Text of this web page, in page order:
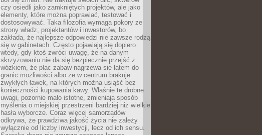
czy osiedli jako zamkniętych projektów, ale jako
elementy, które można poprawiać, testować i
dostosowywać. Taka filozofia wymaga pokory ze
strony władz, projektantów i inwestorów, bo
zakłada, że najlepsze odpowiedzi nie zawsze rodzą
się w gabinetach. Często pojawiają się dopiero
wtedy, gdy ktoś zwróci uwagę, że na danym
skrzyżowaniu nie da się bezpiecznie przejść z
wózkiem, że plac zabaw nagrzewa się latem do
granic możliwości albo że w centrum brakuje
zwykłych ławek, na których można usiąść bez
konieczności kupowania kawy. Właśnie te drobne
uwagi, pozornie mało istotne, zmieniają sposób
myślenia o miejskiej przestrzeni bardziej niż wielkie
hasła wyborcze. Coraz więcej samorządów
odkrywa, że prawdziwa jakość życia nie zależy
wyłącznie od liczby inwestycji, lecz od ich sensu.